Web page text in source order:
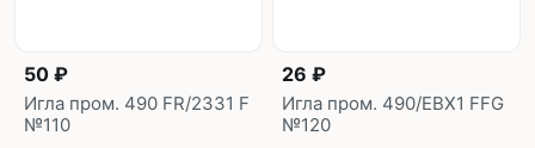
50 ₽
Игла пром. 490 FR/2331 F
№110
26 ₽
Игла пром. 490/EBX1 FFG
№120